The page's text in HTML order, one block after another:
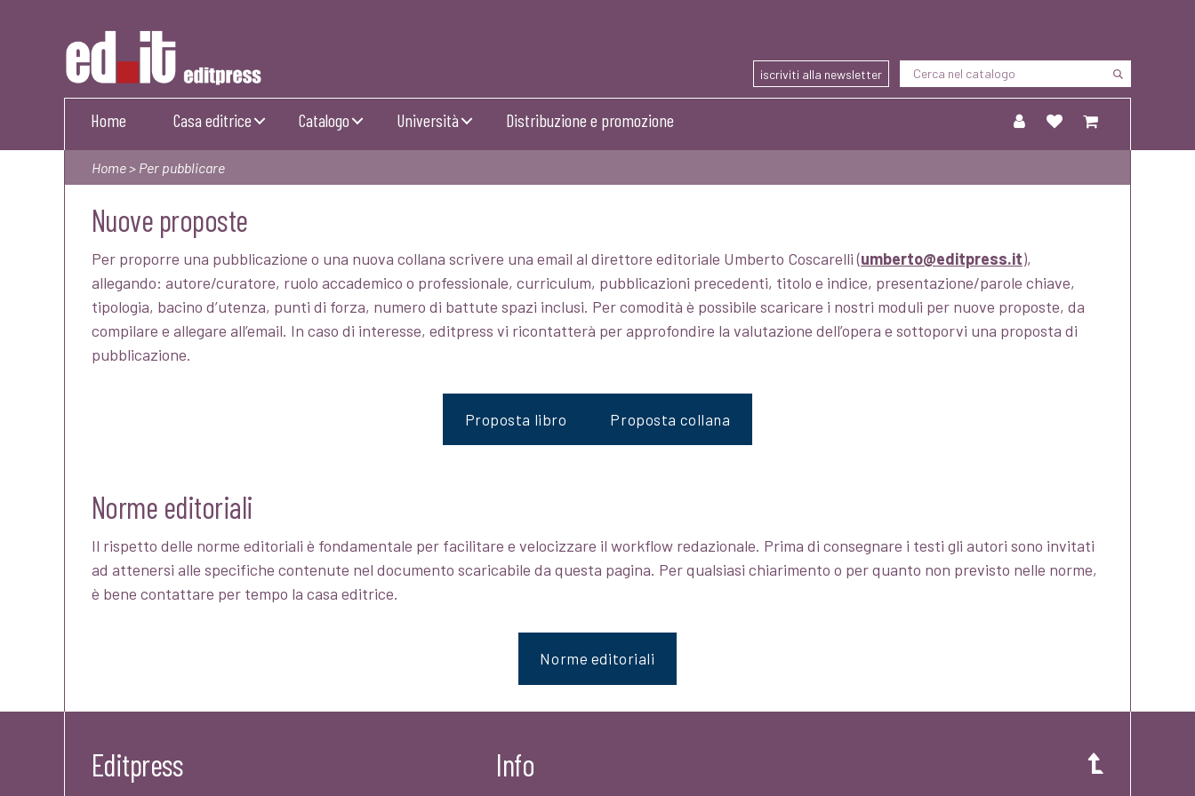
Editpress
iscriviti alla newsletter
Home Casa editrice Catalogo Università Distribuzione e promozione
Home> Per pubblicare
Nuove proposte
Per proporre una pubblicazione o una nuova collana scrivere una email al direttore editoriale Umberto Coscarelli (umberto@editpress.it),
allegando: autore/curatore, ruolo accademico o professionale, curriculum, pubblicazioni precedenti, titolo e indice, presentazione/parole chiave,
tipologia, bacino d’utenza, punti di forza, numero di battute spazi inclusi. Per comodità è possibile scaricare i nostri moduli per nuove proposte, da
compilare e allegare all’email. In caso di interesse, editpress vi ricontatterà per approfondire la valutazione dell’opera e sottoporvi una proposta di
pubblicazione.
Proposta libro Proposta collana
Norme editoriali
Il rispetto delle norme editoriali è fondamentale per facilitare e velocizzare il workflow redazionale. Prima di consegnare i testi gli autori sono invitati
ad attenersi alle specifiche contenute nel documento scaricabile da questa pagina. Per qualsiasi chiarimento o per quanto non previsto nelle norme,
è bene contattare per tempo la casa editrice.
Norme editoriali
Editpress Info